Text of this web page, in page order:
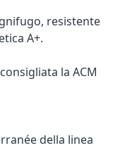
resistente
A+.
la ACM
della linea